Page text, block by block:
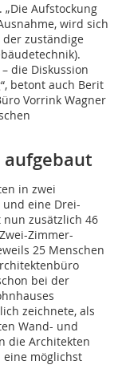
Aufstockung
wird sich
zuständige
die Diskussion
betont auch Berit
Vorrink Wagner
aufgebaut
in zwei
eine Drei-
zusätzlich 46
Zimmer-
25 Menschen
bei der
zeichnete, als
Wand- und
die Architekten
eine möglichst